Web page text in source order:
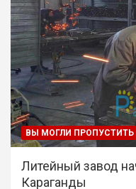
ВЫ МОГЛИ ПРОПУСТИТЬ
Литейный завод
Караганды